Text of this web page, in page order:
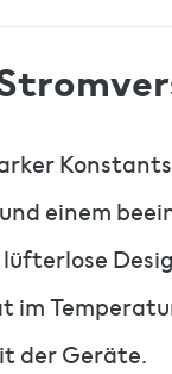
einem
der Geräte.